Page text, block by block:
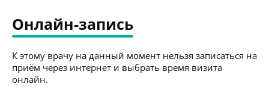
Онлайн-запись
К этому врачу на данный момент нельзя записаться на
приём через интернет и выбрать время визита
онлайн.